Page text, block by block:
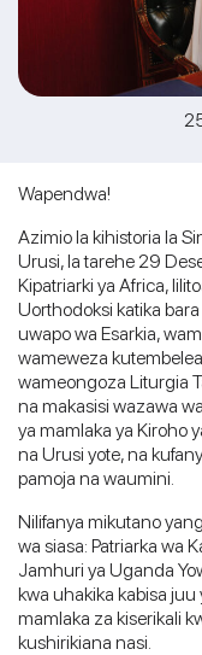
Wapendwa!
Azimio la kihistoria la
Urusi, la tarehe 29
Kipatriarki ya Africa,
Uorthodoksi katika
uwapo wa Esarkia,
wameweza
wameongoza Liturgia
na makasisi wazawa
ya mamlaka ya Kiroho
na Urusi yote, na
pamoja na waumini.
Nilifanya mikutano
wa siasa: Patriarka wa
Jamhuri ya Uganda
kwa uhakika kabisa
mamlaka za kiserikali
kushirikiana nasi.